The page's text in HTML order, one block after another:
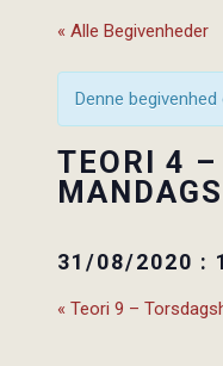
« Alle Begivenheder
Denne
TEORI 4 –
31/08/2020 :
« Teori 9 –